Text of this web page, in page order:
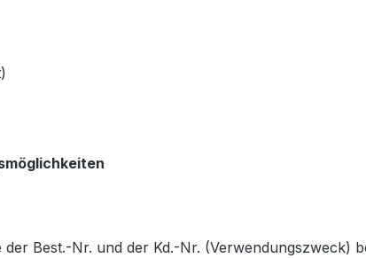
Best.-Nr. und der Kd.-Nr. (Verwendungszweck)